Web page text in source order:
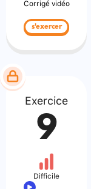
s'exercer
Exercice
9
Difficile